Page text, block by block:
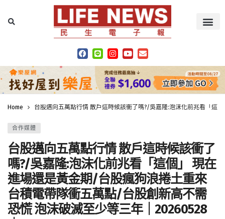
Home 台股邁向五萬點行情 散戶這時候該衝了嗎?/吳嘉隆:泡沫化前兆看「這
合作媒體
台股邁向五萬點行情 散戶這時候該衝了
嗎?/吳嘉隆:泡沫化前兆看「這個」 現在
進場還是黃金期/台股瘋狗浪捲土重來
台積電帶隊衝五萬點/台股創新高不需
恐慌 泡沫破滅至少等三年｜20260528